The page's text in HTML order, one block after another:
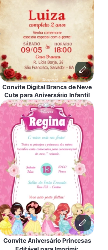
Convite Digital Branca de Neve
Cute para Aniversário Infantil
Convite Aniversário Princesas